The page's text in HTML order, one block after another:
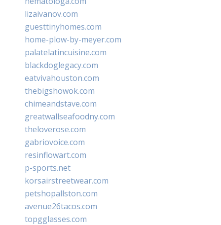
lizaivanov.com
guesttinyhomes.com
home-plow-by-meyer.com
palatelatincuisine.com
blackdoglegacy.com
eatvivahouston.com
thebigshowok.com
chimeandstave.com
greatwallseafoodny.com
theloverose.com
gabriovoice.com
resinflowart.com
p-sports.net
korsairstreetwear.com
petshopallston.com
avenue26tacos.com
topgglasses.com